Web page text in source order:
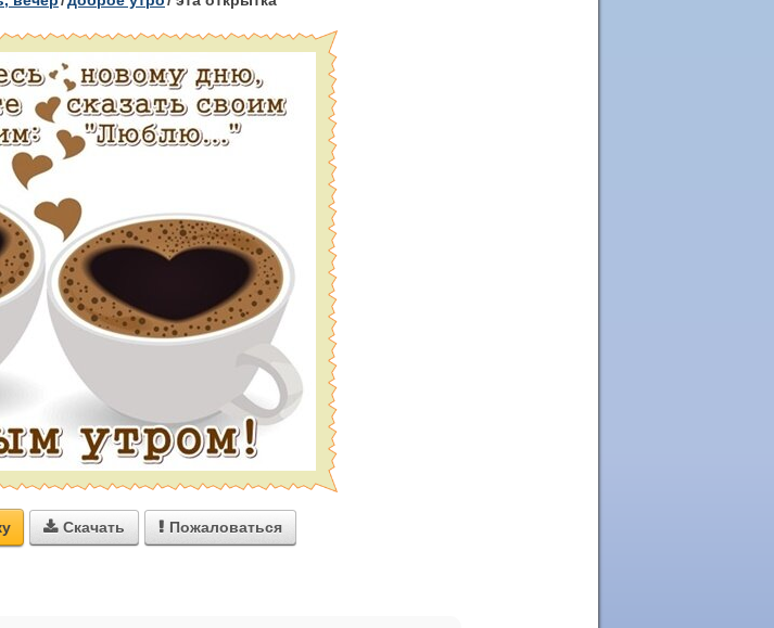
 Скачать  Пожаловаться